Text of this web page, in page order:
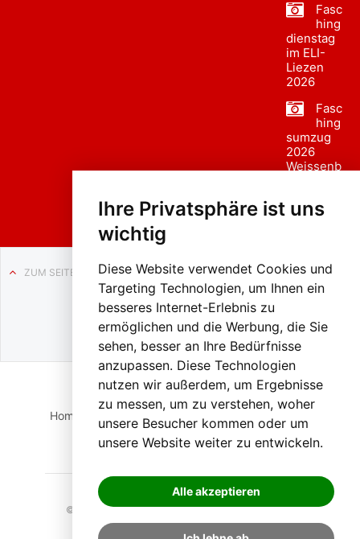
Ihre Privatsphäre ist uns
wichtig
Diese Website verwendet Cookies und
Targeting Technologien, um Ihnen ein
besseres Internet-Erlebnis zu
ermöglichen und die Werbung, die Sie
sehen, besser an Ihre Bedürfnisse
anzupassen. Diese Technologien
nutzen wir außerdem, um Ergebnisse
zu messen, um zu verstehen, woher
unsere Besucher kommen oder um
unsere Website weiter zu entwickeln.
Alle akzeptieren
Fasc
hing
dienstag
im ELI-
Liezen
2026
Fasc
hing
sumzug
2026
Weissenb
ZUM SEITENANFANG
Auf BLO24.at werben?
+43 (0)664 2226600
Home Login Impressum
Datenschutz
Kontakt
© 2023 BLO24.at – Bezirk Liezen Online |Cookies